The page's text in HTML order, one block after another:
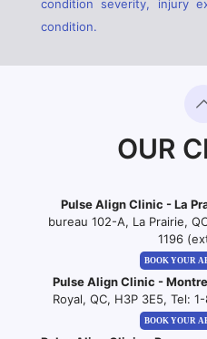
condition severity, injury
condition.
OUR
Pulse Align Clinic - La
bureau 102-A, La Prairie,
1196
BOOK YOUR
Pulse Align Clinic -
Royal, QC, H3P 3E5, Tel:
BOOK YOUR